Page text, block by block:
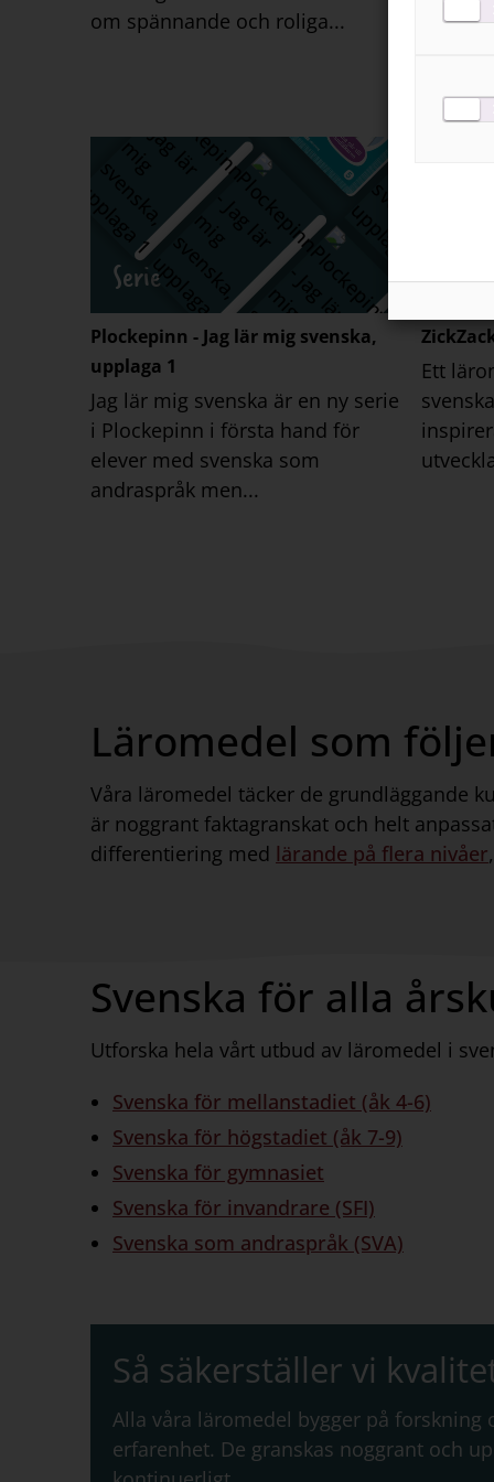
om spännande och roliga...
och
Serie
Plockepinn - Jag lär mig svenska,
upplaga 1
Jag lär mig svenska är en ny serie
i Plockepinn i första hand för
elever med svenska som
andraspråk men...
Serie
Ett
Läromedel som
Våra läromedel täcker de grundläggande
är noggrant faktagranskat och helt
differentiering med lärande på flera nivåer
Svenska för alla
Utforska hela vårt utbud av läromedel i
Svenska för mellanstadiet (åk 4-6)
Svenska för högstadiet (åk 7-9)
Svenska för gymnasiet
Svenska för invandrare (SFI)
Svenska som andraspråk (SVA)
Så säkerställer vi
Alla våra läromedel bygger på forskning
erfarenhet. De granskas noggrant och